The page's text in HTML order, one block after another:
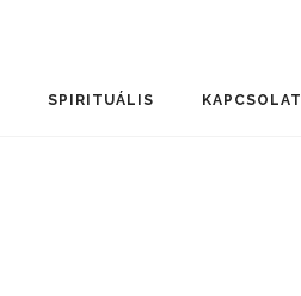
SPIRITUÁLIS KAPCSOLAT